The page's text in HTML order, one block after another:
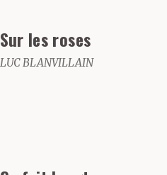
Sur les roses
LUC BLANVILLAIN